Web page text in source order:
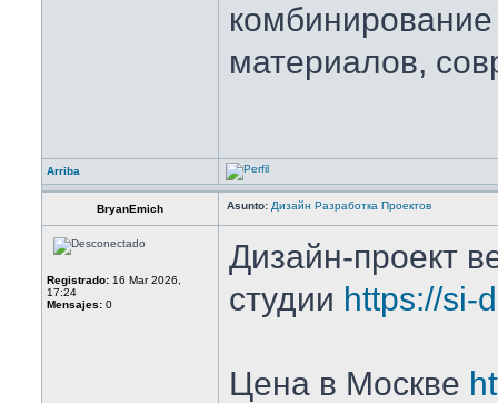
материалов,
Arriba
BryanEmich Asunto: Дизайн Разработка Проектов
Registrado: 16 Mar 2026,
17:24
Mensajes: 0
Дизайн-проект
студии https://si-
Цена в Москве